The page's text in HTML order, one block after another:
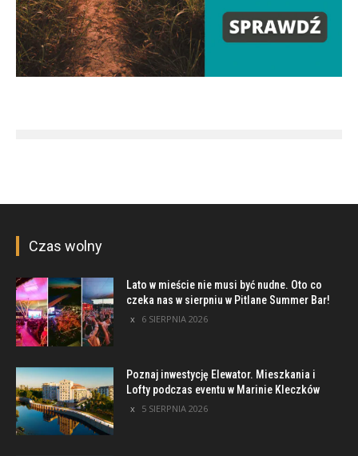
Czas wolny
Lato w mieście nie musi być nudne. Oto co
czeka nas w sierpniu w Pitlane Summer Bar!
6 SIERPNIA 2026
Poznaj inwestycję Elewator. Mieszkania i
Lofty podczas eventu w Marinie Kleczków
5 SIERPNIA 2026